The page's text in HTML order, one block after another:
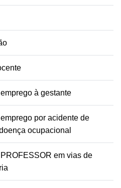
à gestante
por acidente de
ocupacional
em vias de